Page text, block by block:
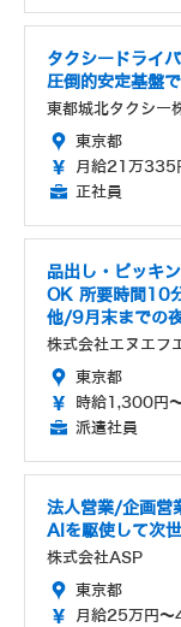
タクシードライ
圧倒的安定基盤
東都城北タクシー
東京都
月給21万335
正社員
品出し・ピッキ
OK 所要時間10
他/9月末までの
株式会社エヌエフ
東京都
時給1,300円
派遣社員
法人営業/企画営
AIを駆使して次
株式会社ASP
東京都
月給25万円～